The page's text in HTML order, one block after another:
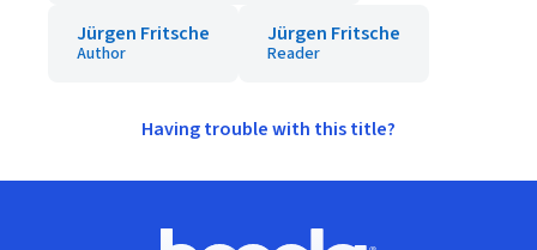
Jürgen Fritsche
Author
Jürgen Fritsche
Reader
Having trouble with this title?